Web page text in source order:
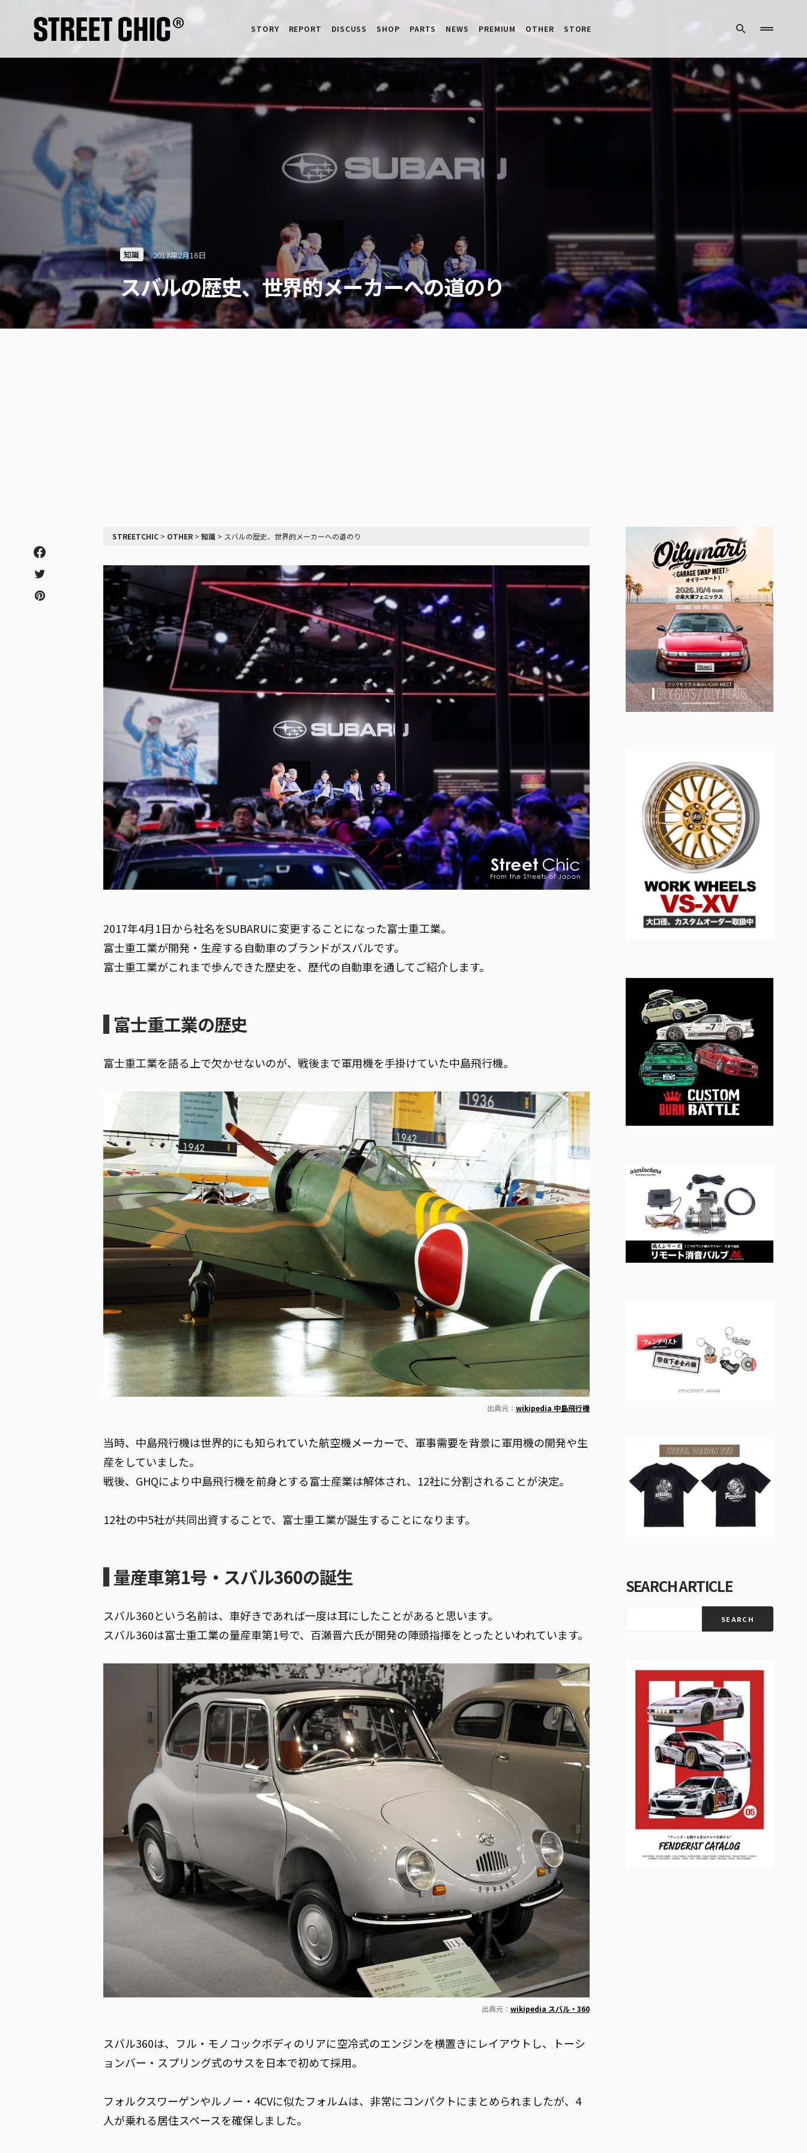
STORY REPORT DISCUSS SHOP PARTS NEWS PREMIUM OTHER STORE
知識 2017年2月16日
スバルの歴史、世界的メーカーへの道のり
STREETCHIC > OTHER > 知識 > スバルの歴史、世界的メーカーへの道のり
2017年4月1日から社名をSUBARUに変更することになった富士重工業。
富士重工業が開発・生産する自動車のブランドがスバルです。
富士重工業がこれまで歩んできた歴史を、歴代の自動車を通してご紹介します。
富士重工業の歴史
富士重工業を語る上で欠かせないのが、戦後まで軍用機を手掛けていた中島飛行機。
出典元： wikipedia 中島飛行機
当時、中島飛行機は世界的にも知られていた航空機メーカーで、軍事需要を背景に軍用機の開発や生
産をしていました。
戦後、GHQにより中島飛行機を前身とする富士産業は解体され、12社に分割されることが決定。
12社の中5社が共同出資することで、富士重工業が誕生することになります。
量産車第1号・スバル360の誕生
スバル360という名前は、車好きであれば一度は耳にしたことがあると思います。
スバル360は富士重工業の量産車第1号で、百瀬晋六氏が開発の陣頭指揮をとったといわれています。
出典元： wikipedia スバル・360
スバル360は、フル・モノコックボディのリアに空冷式のエンジンを横置きにレイアウトし、トーシ
ョンバー・スプリング式のサスを日本で初めて採用。
フォルクスワーゲンやルノー・4CVに似たフォルムは、非常にコンパクトにまとめられましたが、4
人が乗れる居住スペースを確保しました。
SEARCH ARTICLE
SEARCH